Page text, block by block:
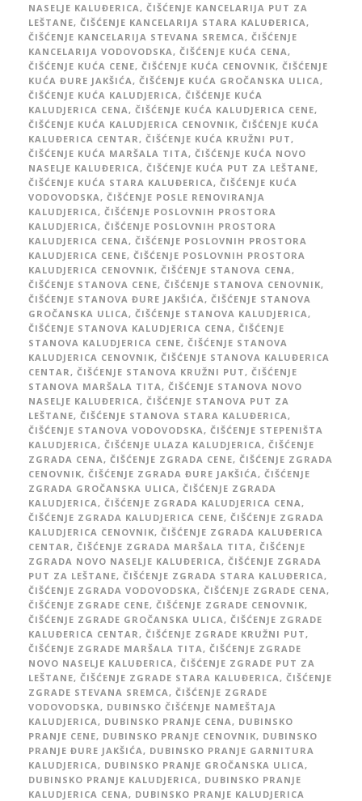
NASELJE KALUĐERICA , ČIŠĆENJE KANCELARIJA PUT ZA
LEŠTANE, ČIŠĆENJE KANCELARIJA STARA KALUĐERICA ,
ČIŠĆENJE KANCELARIJA STEVANA SREMCA , ČIŠĆENJE
KANCELARIJA VODOVODSKA , ČIŠĆENJE KUĆA CENA ,
ČIŠĆENJE KUĆA CENE, ČIŠĆENJE KUĆA CENOVNIK, ČIŠĆENJE
KUĆA ĐURE JAKŠIĆA , ČIŠĆENJE KUĆA GROČANSKA ULICA ,
ČIŠĆENJE KUĆA KALUDJERICA , ČIŠĆENJE KUĆA
KALUDJERICA CENA , ČIŠĆENJE KUĆA KALUDJERICA CENE,
ČIŠĆENJE KUĆA KALUDJERICA CENOVNIK, ČIŠĆENJE KUĆA
KALUĐERICA CENTAR , ČIŠĆENJE KUĆA KRUŽNI PUT ,
ČIŠĆENJE KUĆA MARŠALA TITA , ČIŠĆENJE KUĆA NOVO
NASELJE KALUĐERICA , ČIŠĆENJE KUĆA PUT ZA LEŠTANE,
ČIŠĆENJE KUĆA STARA KALUĐERICA , ČIŠĆENJE KUĆA
VODOVODSKA , ČIŠĆENJE POSLE RENOVIRANJA
KALUDJERICA , ČIŠĆENJE POSLOVNIH PROSTORA
KALUDJERICA , ČIŠĆENJE POSLOVNIH PROSTORA
KALUDJERICA CENA , ČIŠĆENJE POSLOVNIH PROSTORA
KALUDJERICA CENE, ČIŠĆENJE POSLOVNIH PROSTORA
KALUDJERICA CENOVNIK, ČIŠĆENJE STANOVA CENA ,
ČIŠĆENJE STANOVA CENE, ČIŠĆENJE STANOVA CENOVNIK,
ČIŠĆENJE STANOVA ĐURE JAKŠIĆA , ČIŠĆENJE STANOVA
GROČANSKA ULICA , ČIŠĆENJE STANOVA KALUDJERICA ,
ČIŠĆENJE STANOVA KALUDJERICA CENA , ČIŠĆENJE
STANOVA KALUDJERICA CENE, ČIŠĆENJE STANOVA
KALUDJERICA CENOVNIK, ČIŠĆENJE STANOVA KALUĐERICA
CENTAR , ČIŠĆENJE STANOVA KRUŽNI PUT , ČIŠĆENJE
STANOVA MARŠALA TITA , ČIŠĆENJE STANOVA NOVO
NASELJE KALUĐERICA , ČIŠĆENJE STANOVA PUT ZA
LEŠTANE, ČIŠĆENJE STANOVA STARA KALUĐERICA ,
ČIŠĆENJE STANOVA VODOVODSKA , ČIŠĆENJE STEPENIŠTA
KALUDJERICA , ČIŠĆENJE ULAZA KALUDJERICA , ČIŠĆENJE
ZGRADA CENA , ČIŠĆENJE ZGRADA CENE, ČIŠĆENJE ZGRADA
CENOVNIK, ČIŠĆENJE ZGRADA ĐURE JAKŠIĆA , ČIŠĆENJE
ZGRADA GROČANSKA ULICA , ČIŠĆENJE ZGRADA
KALUDJERICA , ČIŠĆENJE ZGRADA KALUDJERICA CENA ,
ČIŠĆENJE ZGRADA KALUDJERICA CENE, ČIŠĆENJE ZGRADA
KALUDJERICA CENOVNIK, ČIŠĆENJE ZGRADA KALUĐERICA
CENTAR , ČIŠĆENJE ZGRADA MARŠALA TITA , ČIŠĆENJE
ZGRADA NOVO NASELJE KALUĐERICA , ČIŠĆENJE ZGRADA
PUT ZA LEŠTANE, ČIŠĆENJE ZGRADA STARA KALUĐERICA ,
ČIŠĆENJE ZGRADA VODOVODSKA , ČIŠĆENJE ZGRADE CENA ,
ČIŠĆENJE ZGRADE CENE, ČIŠĆENJE ZGRADE CENOVNIK,
ČIŠĆENJE ZGRADE GROČANSKA ULICA , ČIŠĆENJE ZGRADE
KALUĐERICA CENTAR , ČIŠĆENJE ZGRADE KRUŽNI PUT ,
ČIŠĆENJE ZGRADE MARŠALA TITA , ČIŠĆENJE ZGRADE
NOVO NASELJE KALUĐERICA , ČIŠĆENJE ZGRADE PUT ZA
LEŠTANE, ČIŠĆENJE ZGRADE STARA KALUĐERICA , ČIŠĆENJE
ZGRADE STEVANA SREMCA , ČIŠĆENJE ZGRADE
VODOVODSKA , DUBINSKO ČIŠĆENJE NAMEŠTAJA
KALUDJERICA , DUBINSKO PRANJE CENA , DUBINSKO
PRANJE CENE, DUBINSKO PRANJE CENOVNIK, DUBINSKO
PRANJE ĐURE JAKŠIĆA , DUBINSKO PRANJE GARNITURA
KALUDJERICA , DUBINSKO PRANJE GROČANSKA ULICA ,
DUBINSKO PRANJE KALUDJERICA , DUBINSKO PRANJE
KALUDJERICA CENA , DUBINSKO PRANJE KALUDJERICA